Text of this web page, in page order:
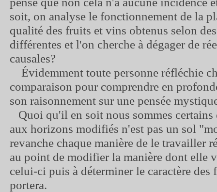
soit, on analyse le fonctionnement de la
qualité des fruits et vins obtenus selon
différentes et l'on cherche à dégager de
causales?
Évidemment toute personne réfléchie
comparaison pour comprendre en
son raisonnement sur une pensée
Quoi qu'il en soit nous sommes certains
aux horizons modifiés n'est pas un sol
revanche chaque manière de le travailler
au point de modifier la manière dont elle
celui-ci puis à déterminer le caractère des
portera.